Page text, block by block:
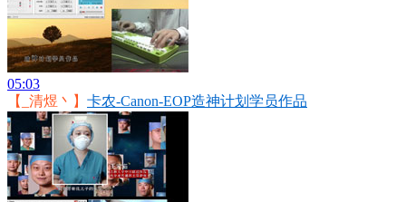
05:03
【_清煜丶】 卡农-Canon-EOP造神计划学员作品